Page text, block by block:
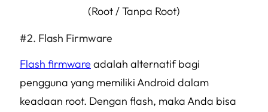
(Root / Tanpa Root)
Flash Firmware
Flash firmware adalah alternatif bagi
pengguna yang memiliki Android dalam
keadaan root. Dengan flash, maka Anda bisa